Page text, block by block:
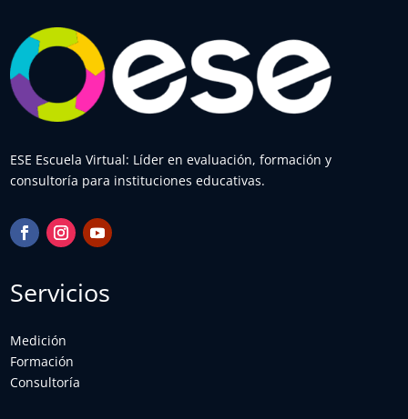
ESE Escuela Virtual: Líder en evaluación, formación y
consultoría para instituciones educativas.
Servicios
Medición
Formación
Consultoría